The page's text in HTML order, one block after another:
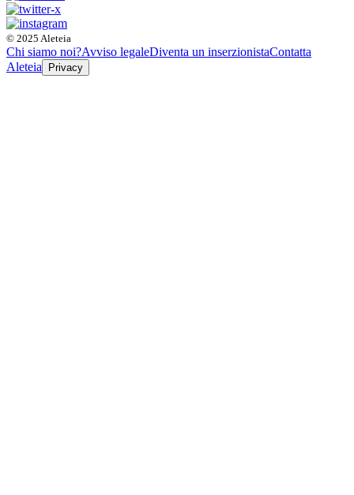
© 2025 Aleteia
Chi siamo noi?Avviso legaleDiventa un inserzionistaContatta
Aleteia
Privacy